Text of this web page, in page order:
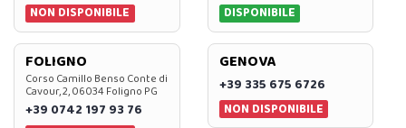
NON DISPONIBILE
DISPONIBILE
FOLIGNO
Corso Camillo Benso Conte di
Cavour, 2, 06034 Foligno PG
+39 0742 197 93 76
GENOVA
+39 335 675 6726
NON DISPONIBILE